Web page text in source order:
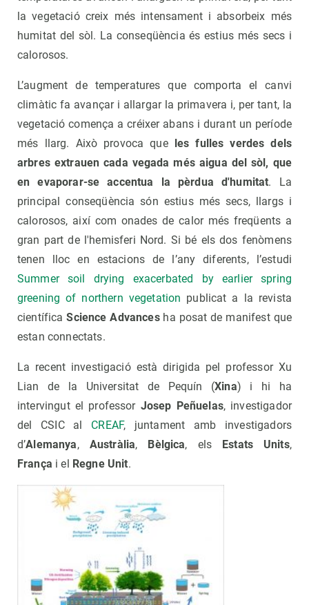
la vegetació creix més intensament i absorbeix més
humitat del sòl. La conseqüència és estius més secs i
calorosos.
L’augment de temperatures que comporta el canvi
climàtic fa avançar i allargar la primavera i, per tant, la
vegetació comença a créixer abans i durant un període
més llarg. Això provoca que
les fulles verdes dels
arbres extrauen cada vegada més aigua del sòl, que
en evaporar-se accentua la pèrdua d'humitat. La
principal conseqüència són estius més secs, llargs i
calorosos, així com onades de calor més freqüents a
gran part de l'hemisferi Nord. Si bé els dos fenòmens
tenen lloc en estacions de l’any diferents, l’estudi
Summer soil drying exacerbated by earlier spring
greening of northern vegetation publicat a la revista
científicaScience Advancesha posat de manifest que
estan connectats.
La recent investigació està dirigida pel professor Xu
Lian de la Universitat de Pequín (Xina) i hi ha
intervingut el professor Josep Peñuelas, investigador
del CSIC al CREAF, juntament amb investigadors
d’Alemanya, Austràlia, Bèlgica, els Estats Units,
França i el Regne Unit.